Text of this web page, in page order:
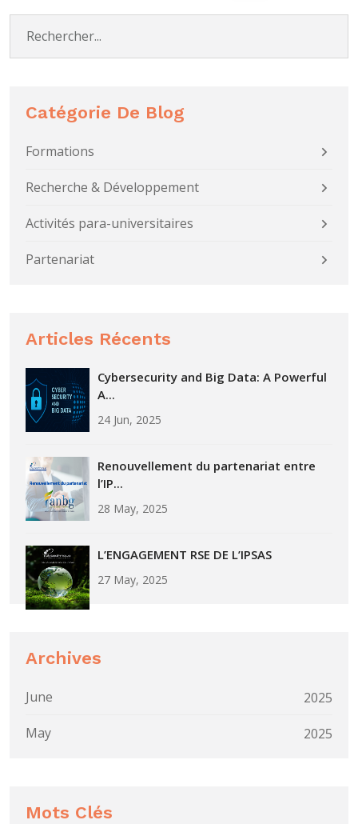
Catégorie De Blog
Formations
Recherche & Développement
Activités para-universitaires
Partenariat
Articles Récents
Cybersecurity and Big Data: A Powerful
A...
24 Jun, 2025
Renouvellement du partenariat entre
l’IP...
28 May, 2025
L’ENGAGEMENT RSE DE L’IPSAS
27 May, 2025
Archives
June
2025
May
2025
Mots Clés